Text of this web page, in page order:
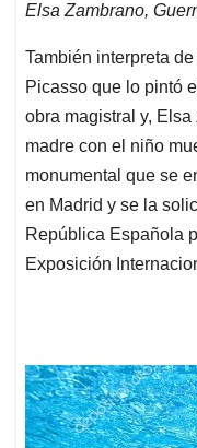
Elsa Zambrano,
También interpreta
Picasso que lo pintó
obra magistral y,
madre con el niño
monumental que se
en Madrid y se la
República Española
Exposición